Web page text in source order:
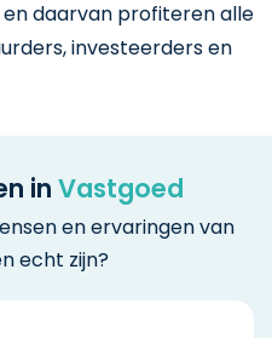
daarvan profiteren alle
investeerders en
in Vastgoed
en ervaringen van
echt zijn?